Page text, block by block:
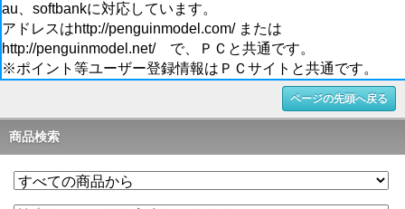
au、softbankに対応しています。
アドレスはhttp://penguinmodel.com/ または
http://penguinmodel.net/ で、ＰＣと共通です。
※ポイント等ユーザー登録情報はＰＣサイトと共通です。
ページの先頭へ戻る
商品検索